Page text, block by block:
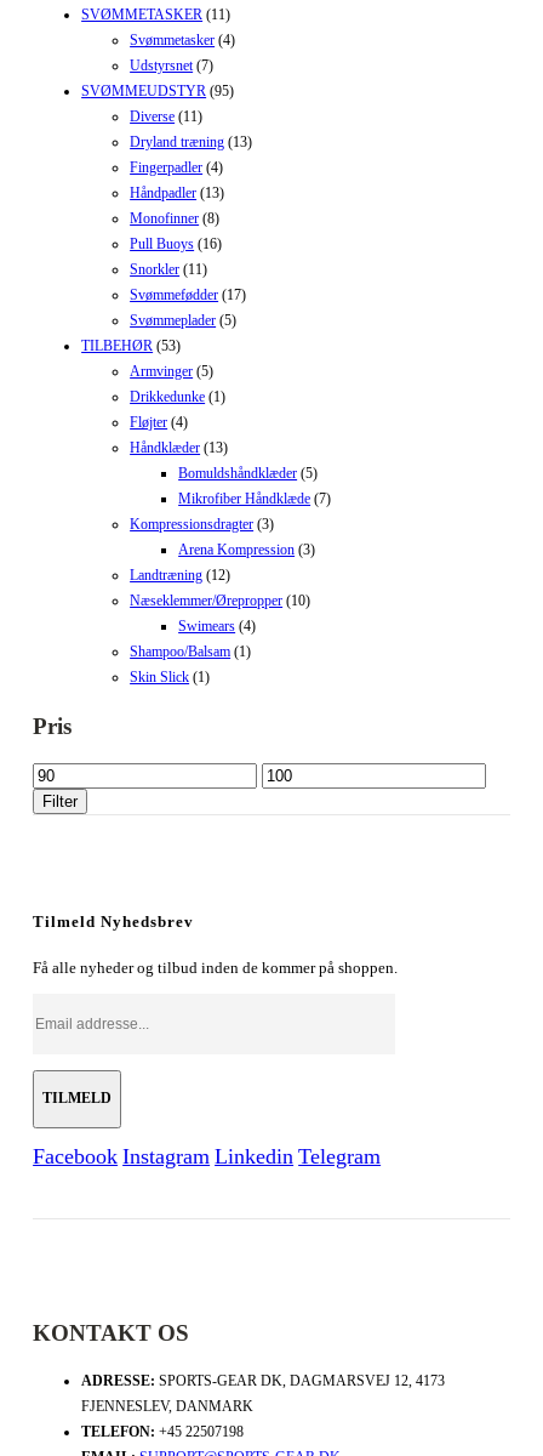
SVØMMETASKER (11)
Svømmetasker (4)
Udstyrsnet (7)
SVØMMEUDSTYR (95)
Diverse (11)
Dryland træning (13)
Fingerpadler (4)
Håndpadler (13)
Monofinner (8)
Pull Buoys (16)
Snorkler (11)
Svømmefødder (17)
Svømmeplader (5)
TILBEHØR (53)
Armvinger (5)
Drikkedunke (1)
Fløjter (4)
Håndklæder (13)
Bomuldshåndklæder (5)
Mikrofiber Håndklæde (7)
Kompressionsdragter (3)
Arena Kompression (3)
Landtræning (12)
Næseklemmer/Ørepropper (10)
Swimears (4)
Shampoo/Balsam (1)
Skin Slick (1)
Pris
Mindste
pris
Højeste
pris
Filter
Tilmeld Nyhedsbrev
Få alle nyheder og tilbud inden de kommer på shoppen.
Facebook Instagram Linkedin Telegram
KONTAKT OS
ADRESSE: SPORTS-GEAR DK, DAGMARSVEJ 12, 4173
FJENNESLEV, DANMARK
TELEFON: +45 22507198